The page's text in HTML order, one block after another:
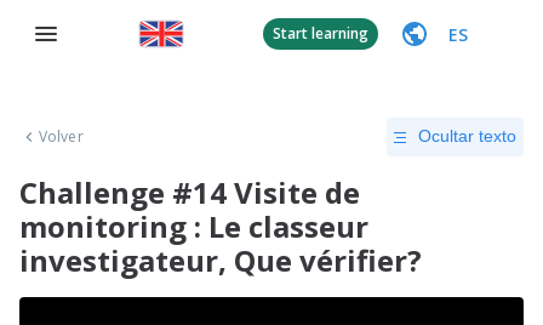
Start learning ES
Volver Ocultar texto
Challenge #14 Visite de
monitoring : Le classeur
investigateur, Que vérifier?